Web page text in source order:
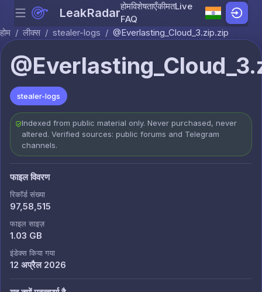
Skip to content
Menu LeakRadarहोमविशेषताएँकीमतLive
FAQ
होम / लीक्स / stealer-logs / @Everlasting_Cloud_3.zip.zip
stealer-logs
Indexed from public material only. Never purchased, never
altered. Verified sources: public forums and Telegram
channels.
फाइल विवरण
रिकॉर्ड संख्या
97,58,515
फाइल साइज़
1.03 GB
इंडेक्स किया गया
12 अप्रैल 2026